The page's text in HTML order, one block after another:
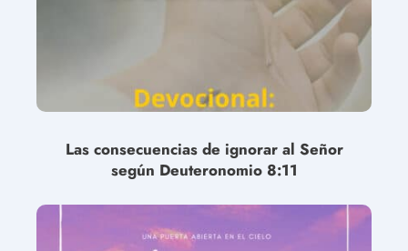
Las consecuencias de ignorar al Señor
según Deuteronomio 8:11